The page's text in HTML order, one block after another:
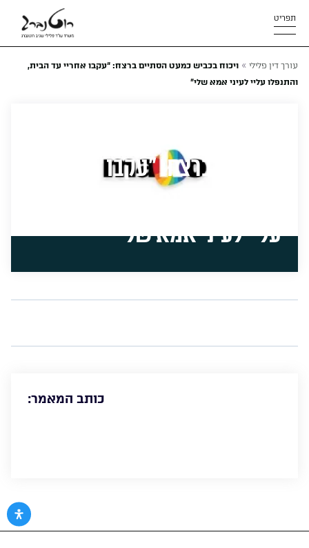
תפריט
עורך דין פלילי » ויכוח בכביש כמעט הסתיים ברצח: “עקבו אחריי עד הבית,
והתנפלו עליי לעיני אמא שלי”
הסתיים ברצח: “עקבו
עליי לעיני אמא שלי”
כותב המאמר: